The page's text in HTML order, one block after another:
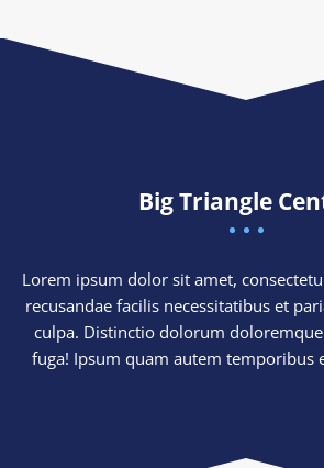
Big Triangle
Lorem ipsum dolor sit amet,
recusandae facilis necessitatibus et
culpa. Distinctio dolorum
fuga! Ipsum quam autem temporibus